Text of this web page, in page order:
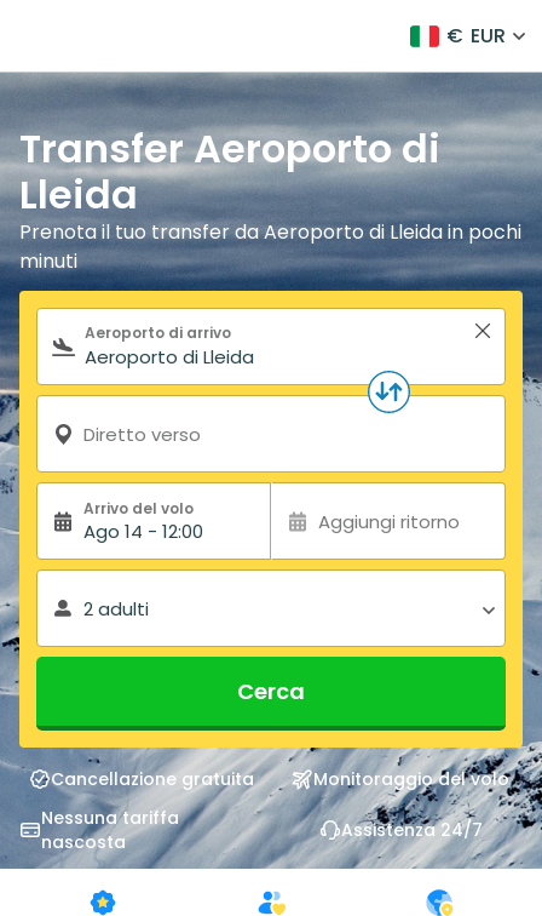
€ EUR
Transfer Aeroporto di
Lleida
Prenota il tuo transfer da Aeroporto di Lleida in pochi
minuti
Modulo di ricerca
Aeroporto di arrivo
Diretto verso
Arrivo del volo
Ago 14 - 12:00 Aggiungi ritorno
2 adulti
Cerca
Cancellazione gratuita
Monitoraggio del volo
Nessuna tariffa
nascosta
Assistenza 24/7